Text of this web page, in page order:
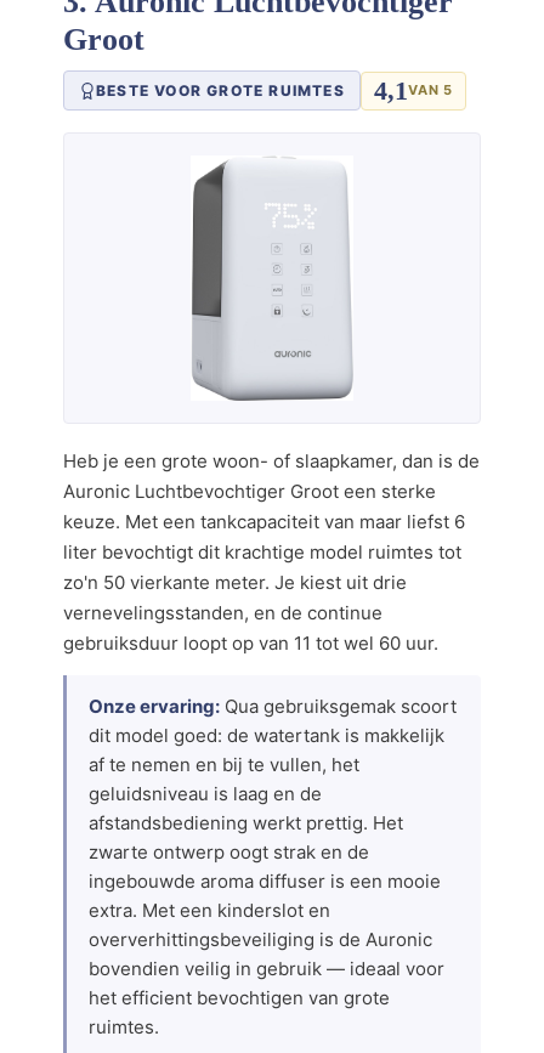
Groot
BESTE VOOR GROTE RUIMTES 4,1 VAN 5
Heb je een grote woon- of slaapkamer, dan is de
Auronic Luchtbevochtiger Groot een sterke
keuze. Met een tankcapaciteit van maar liefst 6
liter bevochtigt dit krachtige model ruimtes tot
zo'n 50 vierkante meter. Je kiest uit drie
vernevelingsstanden, en de continue
gebruiksduur loopt op van 11 tot wel 60 uur.
Onze ervaring: Qua gebruiksgemak scoort
dit model goed: de watertank is makkelijk
af te nemen en bij te vullen, het
geluidsniveau is laag en de
afstandsbediening werkt prettig. Het
zwarte ontwerp oogt strak en de
ingebouwde aroma diffuser is een mooie
extra. Met een kinderslot en
oververhittingsbeveiliging is de Auronic
bovendien veilig in gebruik — ideaal voor
het efficient bevochtigen van grote
ruimtes.